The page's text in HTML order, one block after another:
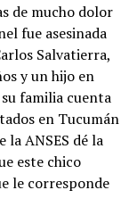
de mucho dolor
fue asesinada
Salvatierra,
y un hijo en
familia cuenta
en Tucumán
la ANSES dé la
este chico
le corresponde